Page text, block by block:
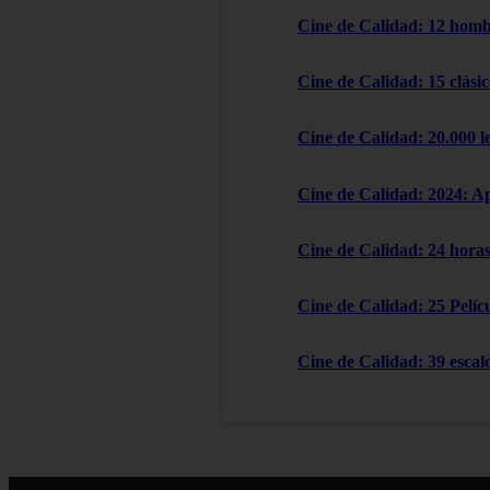
Cine de Calidad: 12
Cine de Calidad: 15
Cine de Calidad: 20.000
Cine de Calidad: 2024:
Cine de Calidad: 24
Cine de Calidad: 25
Cine de Calidad: 39